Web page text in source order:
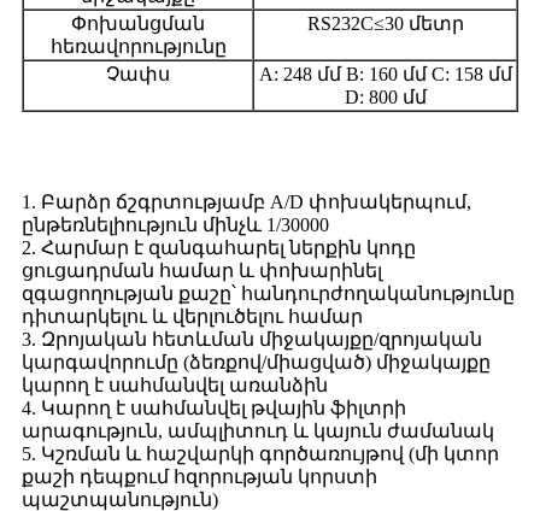
Փոխանցման
հեռավորությունը
RS232C≤30 մետր
Չափս
A: 248 մմ B: 160 մմ C: 158 մմ
D: 800 մմ
1. Բարձր ճշգրտությամբ A/D փոխակերպում,
ընթեռնելիություն մինչև 1/30000
2. Հարմար է զանգահարել ներքին կոդը
ցուցադրման համար և փոխարինել
զգացողության քաշը՝ հանդուրժողականությունը
դիտարկելու և վերլուծելու համար
3. Զրոյական հետևման միջակայքը/զրոյական
կարգավորումը (ձեռքով/միացված) միջակայքը
կարող է սահմանվել առանձին
4. Կարող է սահմանվել թվային ֆիլտրի
արագություն, ամպլիտուդ և կայուն ժամանակ
5. Կշռման և հաշվարկի գործառույթով (մի կտոր
քաշի դեպքում հզորության կորստի
պաշտպանություն)